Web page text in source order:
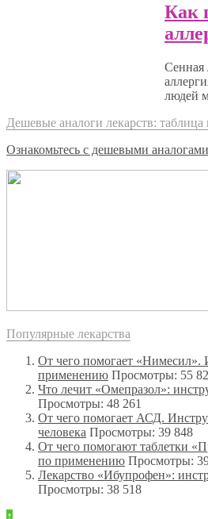
Как
Сенная
людей
Дешевые аналоги лекарств: таблица
Ознакомьтесь с дешевыми
Популярные лекарства
От чего помогает «Нимесил».
применению Просмотры: 55
Что лечит «Омепразол»:
Просмотры: 48 261
От чего помогает АСД.
человека Просмотры: 39 848
От чего помогают таблетки
по применению Просмотры:
Лекарство «Ибупрофен»:
Просмотры: 38 518
↑